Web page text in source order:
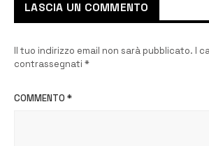
LASCIA UN COMMENTO
Il tuo indirizzo email non sarà pubblicato. I
contrassegnati *
COMMENTO *